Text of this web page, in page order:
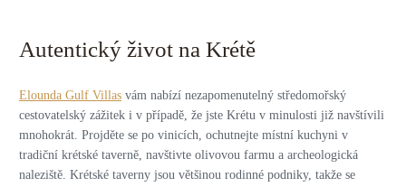
Autentický život na Krétě
Elounda Gulf Villas vám nabízí nezapomenutelný středomořský
cestovatelský zážitek i v případě, že jste Krétu v minulosti již navštívili
mnohokrát. Projděte se po vinicích, ochutnejte místní kuchyni v
tradiční krétské taverně, navštivte olivovou farmu a archeologická
naleziště. Krétské taverny jsou většinou rodinné podniky, takže se